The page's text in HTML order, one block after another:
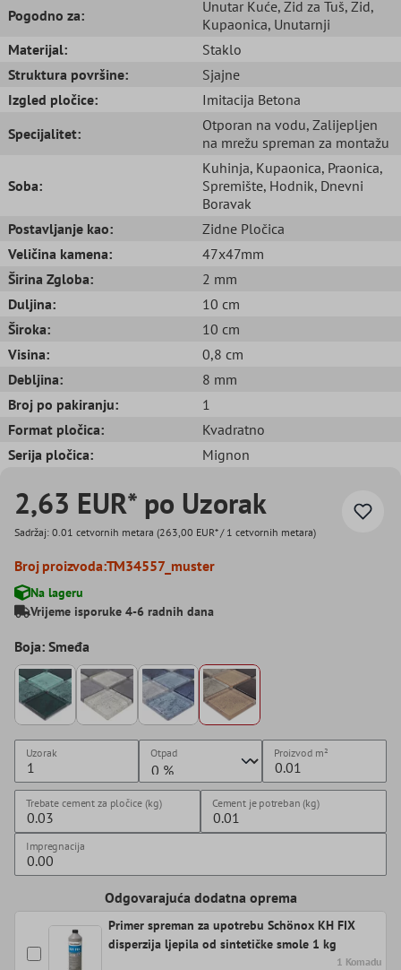
Pogodno za:
Unutar Kuće, Zid za Tuš, Zid,
Kupaonica, Unutarnji
Materijal:
Staklo
Struktura površine:
Sjajne
Izgled pločice:
Imitacija Betona
Specijalitet:
Otporan na vodu, Zalijepljen
na mrežu spreman za montažu
Soba:
Kuhinja, Kupaonica, Praonica,
Spremište, Hodnik, Dnevni
Boravak
Postavljanje kao:
Zidne Pločica
Veličina kamena:
47x47mm
Širina Zgloba:
2 mm
Duljina:
10 cm
Široka:
10 cm
Visina:
0,8 cm
Debljina:
8 mm
Broj po pakiranju:
1
Format pločica:
Kvadratno
Serija pločica:
Mignon
2,63 EUR* po Uzorak
Sadržaj: 0.01 cetvornih metara (263,00 EUR* / 1 cetvornih metara)
Broj proizvoda:TM34557_muster
Na lageru
Vrijeme isporuke 4-6 radnih dana
Boja: Smeđa
Uzorak Otpad Proizvod m²
Trebate cement za pločice (kg) Cement je potreban (kg)
Impregnacija
Odgovarajuća dodatna oprema
Primer spreman za upotrebu Schönox KH FIX
disperzija ljepila od sintetičke smole 1 kg
1 Komadu